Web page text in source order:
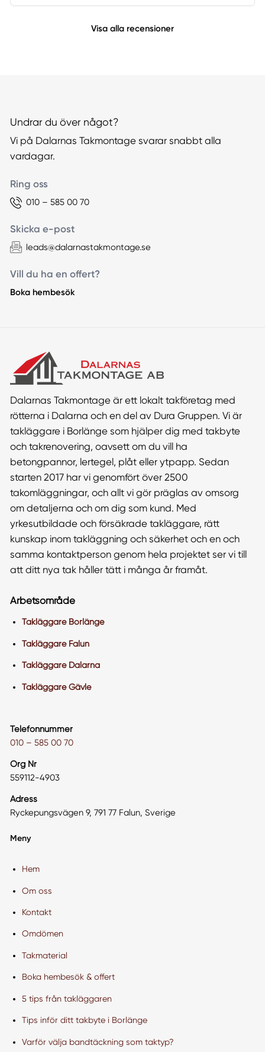
Visa alla recensioner
Undrar du över något?
Vi på Dalarnas Takmontage svarar snabbt alla
vardagar.
Ring oss
010 – 585 00 70
Skicka e-post
leads@dalarnastakmontage.se
Vill du ha en offert?
Boka hembesök
Dalarnas Takmontage är ett lokalt takföretag med
rötterna i Dalarna och en del av Dura Gruppen. Vi är
takläggare i Borlänge som hjälper dig med takbyte
och takrenovering, oavsett om du vill ha
betongpannor, lertegel, plåt eller ytpapp. Sedan
starten 2017 har vi genomfört över 2500
takomläggningar, och allt vi gör präglas av omsorg
om detaljerna och om dig som kund. Med
yrkesutbildade och försäkrade takläggare, rätt
kunskap inom takläggning och säkerhet och en och
samma kontaktperson genom hela projektet ser vi till
att ditt nya tak håller tätt i många år framåt.
Arbetsområde
Takläggare Borlänge
Takläggare Falun
Takläggare Dalarna
Takläggare Gävle
Telefonnummer
010 – 585 00 70
Org Nr
559112-4903
Adress
Ryckepungsvägen 9, 791 77 Falun, Sverige
Meny
Hem
Om oss
Kontakt
Omdömen
Takmaterial
Boka hembesök & offert
5 tips från takläggaren
Tips inför ditt takbyte i Borlänge
Varför välja bandtäckning som taktyp?